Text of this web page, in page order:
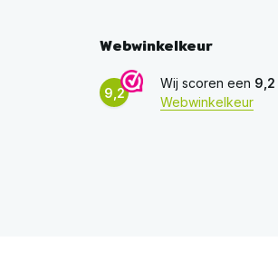
Webwinkelkeur
9,2
Wij scoren een 9,2
Webwinkelkeur